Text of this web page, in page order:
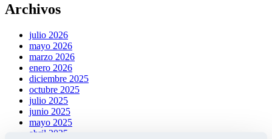
Archivos
julio 2026
mayo 2026
marzo 2026
enero 2026
diciembre 2025
octubre 2025
julio 2025
junio 2025
mayo 2025
abril 2025